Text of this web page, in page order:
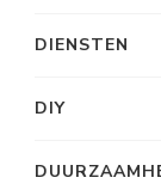
DIENSTEN
DIY